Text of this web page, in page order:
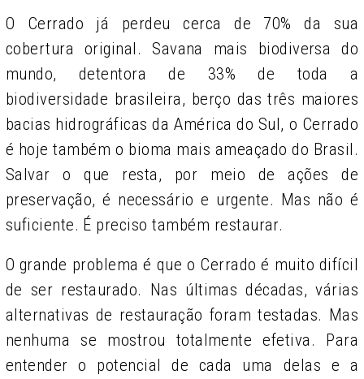
O Cerrado já perdeu cerca de 70% da sua
cobertura original. Savana mais biodiversa do
mundo, detentora de 33% de toda a
biodiversidade brasileira, berço das três maiores
bacias hidrográficas da América do Sul, o Cerrado
é hoje também o bioma mais ameaçado do Brasil.
Salvar o que resta, por meio de ações de
preservação, é necessário e urgente. Mas não é
suficiente. É preciso também restaurar.
O grande problema é que o Cerrado é muito difícil
de ser restaurado. Nas últimas décadas, várias
alternativas de restauração foram testadas. Mas
nenhuma se mostrou totalmente efetiva. Para
entender o potencial de cada uma delas e a